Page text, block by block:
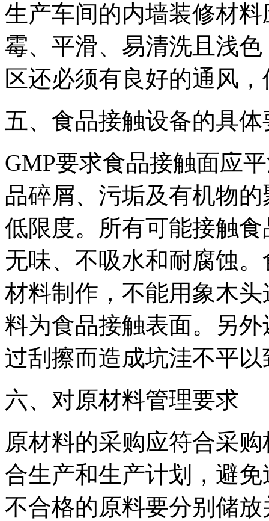
生产车间的内墙装修材
霉、平滑、易清洗且浅
区还必须有良好的通风
五、食品接触设备的具体
GMP要求食品接触面应
品碎屑、污垢及有机物
低限度。所有可能接触
无味、不吸水和耐腐蚀
材料制作，不能用象木
料为食品接触表面。另
过刮擦而造成坑洼不平
六、对原材料管理要求
原材料的采购应符合采
合生产和生产计划，避
不合格的原料要分别储